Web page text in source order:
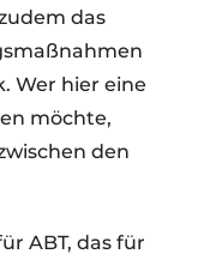
das
Wer hier eine
möchte,
den
ABT, das für